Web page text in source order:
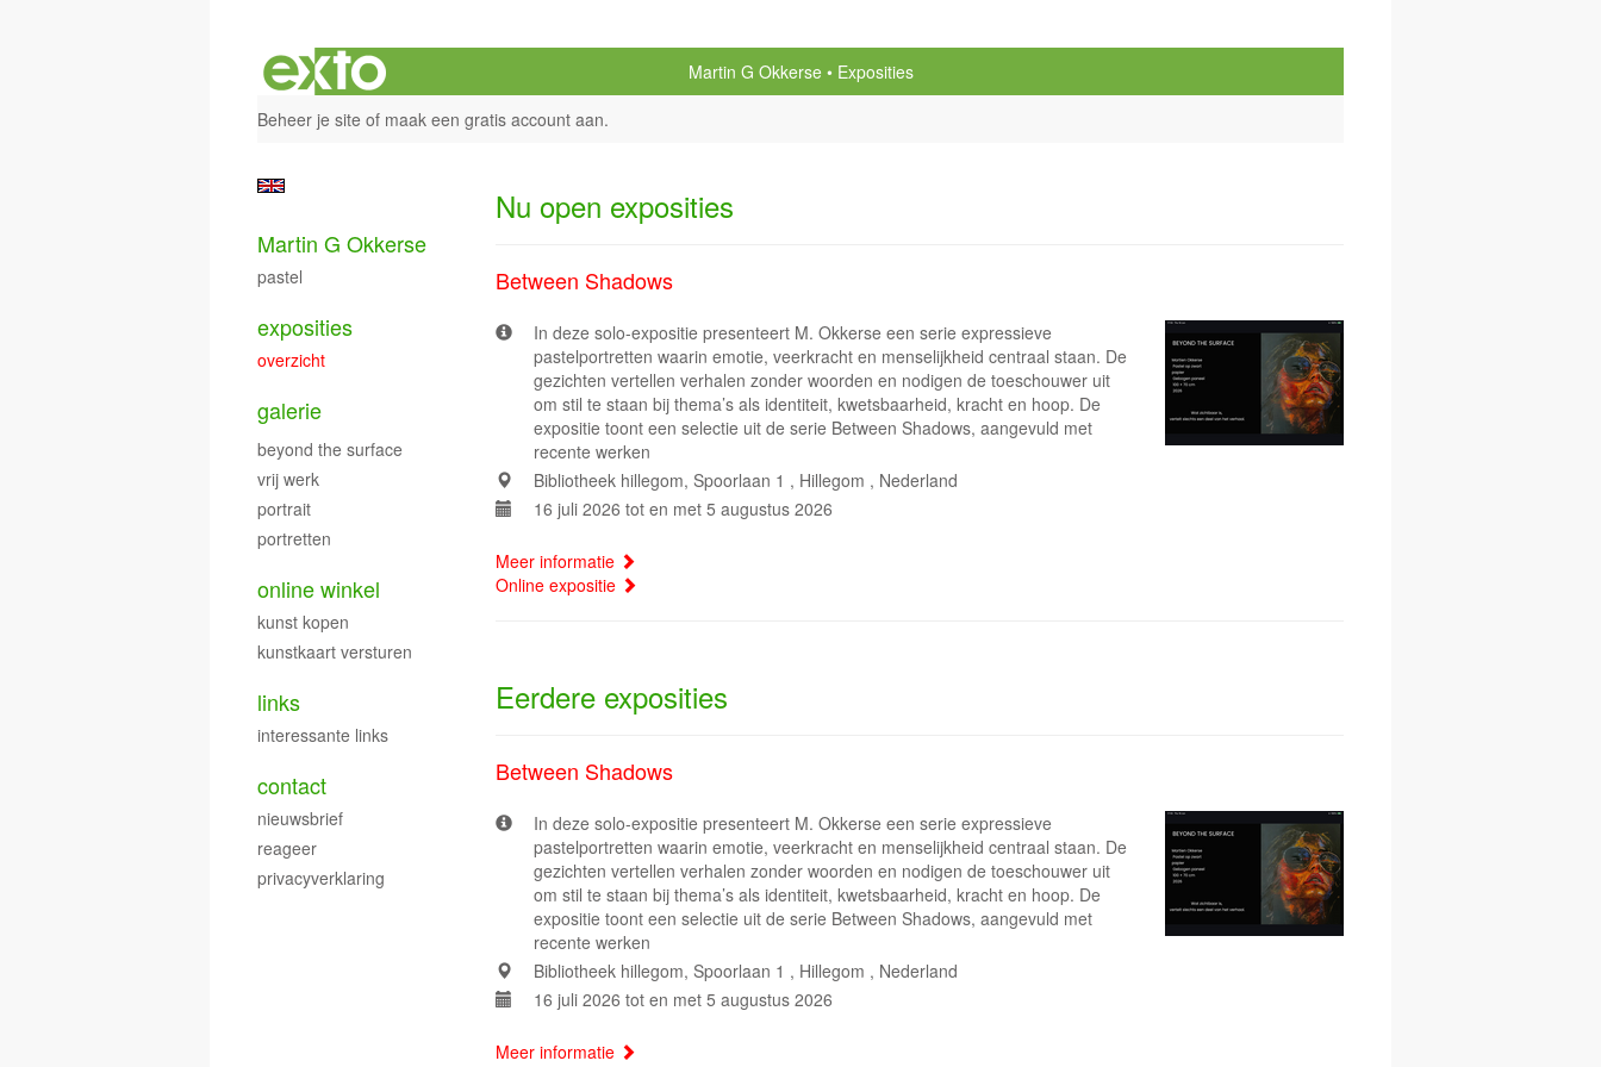
Martin G Okkerse
Exposities
Beheer je site of maak een gratis account aan.
Nu open exposities
Between Shadows
In deze solo-expositie presenteert M. Okkerse een serie expressieve
pastelportretten waarin emotie, veerkracht en menselijkheid centraal staan. De
gezichten vertellen verhalen zonder woorden en nodigen de toeschouwer uit
om stil te staan bij thema’s als identiteit, kwetsbaarheid, kracht en hoop. De
expositie toont een selectie uit de serie Between Shadows, aangevuld met
recente werken
Bibliotheek hillegom, Spoorlaan 1 , Hillegom , Nederland
16 juli 2026 tot en met 5 augustus 2026
Meer informatie
Online expositie
Eerdere exposities
Between Shadows
In deze solo-expositie presenteert M. Okkerse een serie expressieve
pastelportretten waarin emotie, veerkracht en menselijkheid centraal staan. De
gezichten vertellen verhalen zonder woorden en nodigen de toeschouwer uit
om stil te staan bij thema’s als identiteit, kwetsbaarheid, kracht en hoop. De
expositie toont een selectie uit de serie Between Shadows, aangevuld met
recente werken
Bibliotheek hillegom, Spoorlaan 1 , Hillegom , Nederland
16 juli 2026 tot en met 5 augustus 2026
Meer informatie
Martin G Okkerse
pastel
exposities
overzicht
galerie
beyond the surface
vrij werk
portrait
portretten
online winkel
kunst kopen
kunstkaart versturen
links
interessante links
contact
nieuwsbrief
reageer
privacyverklaring